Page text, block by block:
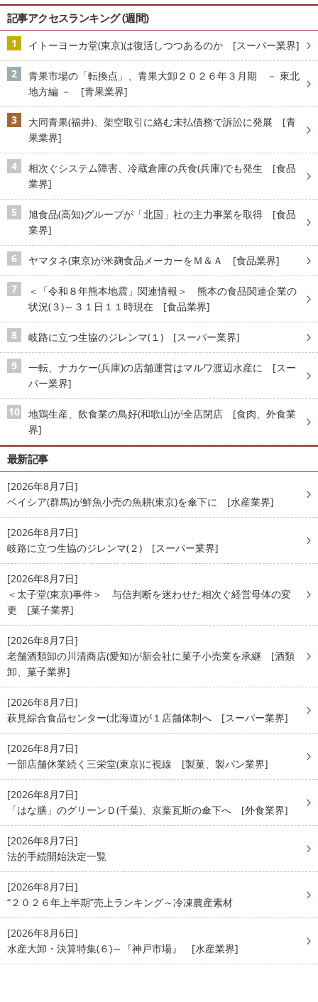
記事アクセスランキング (週間)
イトーヨーカ堂(東京)は復活しつつあるのか [スーパー業界]
青果市場の「転換点」、青果大卸２０２６年３月期 － 東北
地方編 － [青果業界]
大同青果(福井)、架空取引に絡む未払債務で訴訟に発展 [青
果業界]
相次ぐシステム障害、冷蔵倉庫の兵食(兵庫)でも発生 [食品
業界]
旭食品(高知)グループが「北国」社の主力事業を取得 [食品
業界]
ヤマタネ(東京)が米麹食品メーカーをＭ＆Ａ [食品業界]
＜「令和８年熊本地震」関連情報＞ 熊本の食品関連企業の
状況(３)～３１日１１時現在 [食品業界]
岐路に立つ生協のジレンマ(１) [スーパー業界]
一転、ナカケー(兵庫)の店舗運営はマルワ渡辺水産に [スー
パー業界]
地鶏生産、飲食業の鳥好(和歌山)が全店閉店 [食肉、外食業
界]
最新記事
[2026年8月7日]
ベイシア(群馬)が鮮魚小売の魚耕(東京)を傘下に [水産業界]
[2026年8月7日]
岐路に立つ生協のジレンマ(２) [スーパー業界]
[2026年8月7日]
＜太子堂(東京)事件＞ 与信判断を迷わせた相次ぐ経営母体の変
更 [菓子業界]
[2026年8月7日]
老舗酒類卸の川清商店(愛知)が新会社に菓子小売業を承継 [酒類
卸、菓子業界]
[2026年8月7日]
萩見綜合食品センター(北海道)が１店舗体制へ [スーパー業界]
[2026年8月7日]
一部店舗休業続く三栄堂(東京)に視線 [製菓、製パン業界]
[2026年8月7日]
「はな膳」のグリーンＤ(千葉)、京葉瓦斯の傘下へ [外食業界]
[2026年8月7日]
法的手続開始決定一覧
[2026年8月7日]
“２０２６年上半期”売上ランキング～冷凍農産素材
[2026年8月6日]
水産大卸・決算特集(６)～『神戸市場』 [水産業界]